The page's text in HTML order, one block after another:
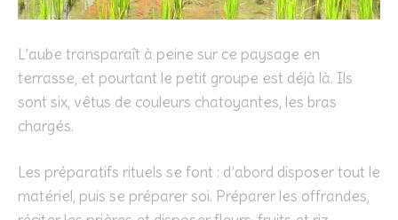
L’aube transparaît à peine sur ce paysage en
terrasse, et pourtant le petit groupe est déjà là. Ils
sont six, vêtus de couleurs chatoyantes, les bras
chargés.
Les préparatifs rituels se font : d’abord disposer tout le
matériel, puis se préparer soi. Préparer les offrandes,